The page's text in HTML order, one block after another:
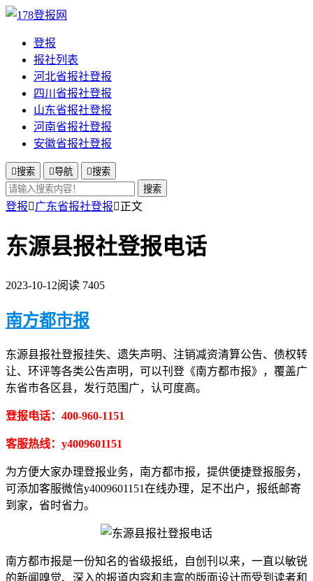
登报
报社列表
河北省报社登报
四川省报社登报
山东省报社登报
河南省报社登报
安徽省报社登报
搜索 导航 搜索
搜索
登报广东省报社登报正文
东源县报社登报电话
2023-10-12阅读 7405
南方都市报
东源县报社登报挂失、遗失声明、注销减资清算公告、债权转
让、环评等各类公告声明，可以刊登《南方都市报》，覆盖广
东省市各区县，发行范围广，认可度高。
登报电话：400-960-1151
客服热线：y4009601151
为方便大家办理登报业务，南方都市报，提供便捷登报服务，
可添加客服微信y4009601151在线办理，足不出户，报纸邮寄
到家，省时省力。
南方都市报是一份知名的省级报纸，自创刊以来，一直以敏锐
的新闻嗅觉、深入的报道内容和丰富的版面设计而受到读者和